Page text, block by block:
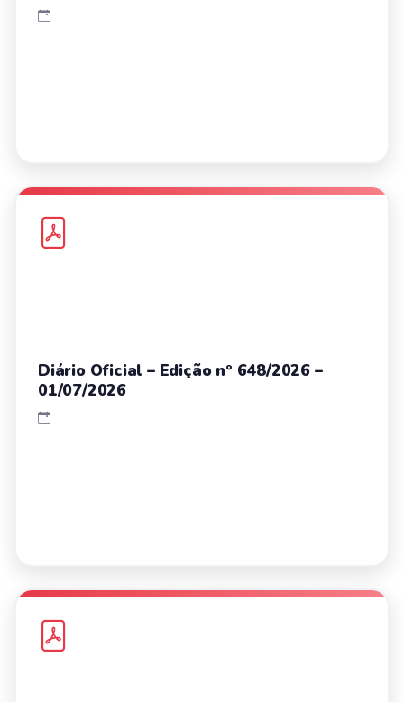
Diário Oficial – Edição nº 648/2026 –
01/07/2026